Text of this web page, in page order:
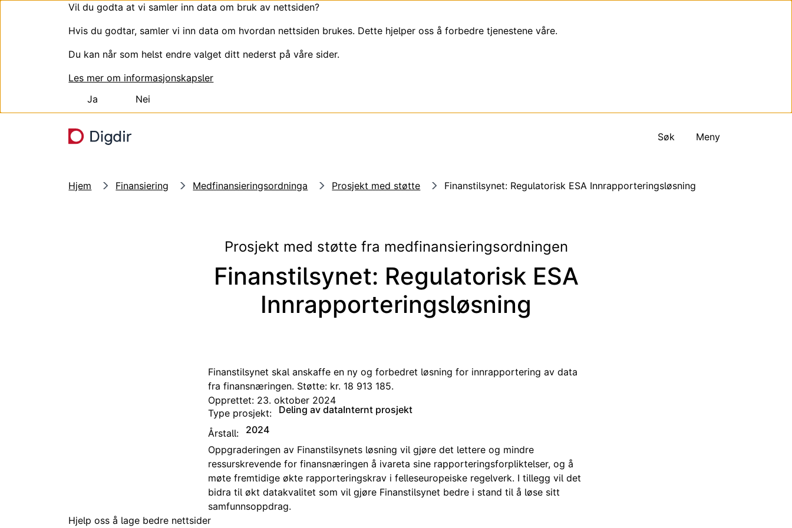
Vil du godta at vi samler inn data om bruk av nettsiden?
Hvis du godtar, samler vi inn data om hvordan nettsiden brukes. Dette hjelper oss å forbedre tjenestene våre.
Du kan når som helst endre valget ditt nederst på våre sider.
Les mer om informasjonskapsler
Ja
Nei
Søk
Meny
Hjem Finansiering Medfinansieringsordninga Prosjekt med støtte Finanstilsynet: Regulatorisk ESA Innrapporteringsløsning
Prosjekt med støtte fra medfinansieringsordningen
Finanstilsynet: Regulatorisk ESA
Innrapporteringsløsning
Finanstilsynet skal anskaffe en ny og forbedret løsning for innrapportering av data
fra finansnæringen. Støtte: kr. 18 913 185.
Opprettet: 23. oktober 2024
Type prosjekt:
Deling av dataInternt prosjekt
Årstall:
2024
Oppgraderingen av Finanstilsynets løsning vil gjøre det lettere og mindre
ressurskrevende for finansnæringen å ivareta sine rapporteringsforpliktelser, og å
møte fremtidige økte rapporteringskrav i felleseuropeiske regelverk. I tillegg vil det
bidra til økt datakvalitet som vil gjøre Finanstilsynet bedre i stand til å løse sitt
samfunnsoppdrag.
Hjelp oss å lage bedre nettsider